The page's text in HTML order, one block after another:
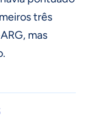
três
mas